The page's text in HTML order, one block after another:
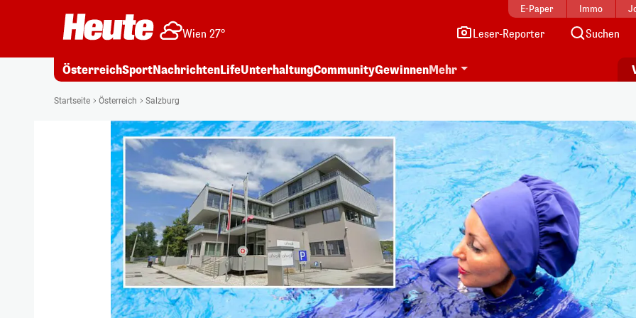
E-Paper Immo
Wien 27° Leser-Reporter Suchen
ÖsterreichSportNachrichtenLifeUnterhaltungCommunityGewinnenMehr
Startseite Österreich Salzburg